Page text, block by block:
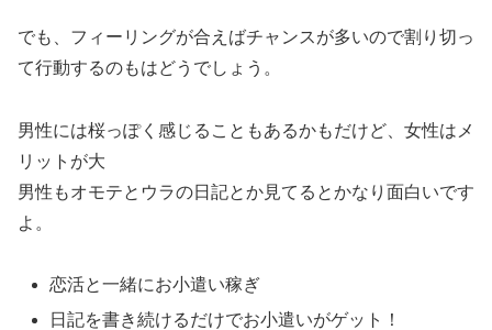
でも、フィーリングが合えばチャンスが多いので割り切っ
て行動するのもはどうでしょう。
男性には桜っぽく感じることもあるかもだけど、女性はメ
リットが大
男性もオモテとウラの日記とか見てるとかなり面白いです
よ。
恋活と一緒にお小遣い稼ぎ
日記を書き続けるだけでお小遣いがゲット！